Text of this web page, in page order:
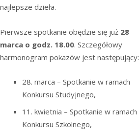
najlepsze dzieła.
Pierwsze spotkanie obędzie się już 28
marca o godz. 18.00. Szczegółowy
harmonogram pokazów jest następujący:
28. marca – Spotkanie w ramach
Konkursu Studyjnego,
11. kwietnia – Spotkanie w ramach
Konkursu Szkolnego,